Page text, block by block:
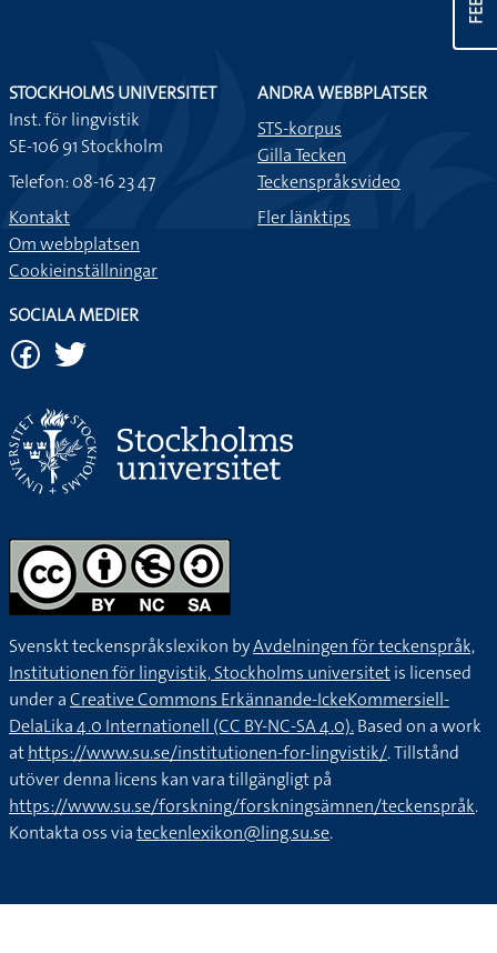
STOCKHOLMS UNIVERSITET
Inst. för lingvistik
SE-106 91 Stockholm
Telefon: 08-16 23 47
Kontakt
Om webbplatsen
Cookieinställningar
ANDRA WEBBPLATSER
STS-korpus
Gilla Tecken
Teckenspråksvideo
Fler länktips
SOCIALA MEDIER
Svenskt teckenspråkslexikon byAvdelningen för teckenspråk,
Institutionen för lingvistik, Stockholms universitetis licensed
under aCreative Commons Erkännande-IckeKommersiell-
DelaLika 4.0 Internationell (CC BY-NC-SA 4.0).Based on a work
athttps://www.su.se/institutionen-for-lingvistik/. Tillstånd
utöver denna licens kan vara tillgängligt på
https://www.su.se/forskning/forskningsämnen/teckenspråk.
Kontakta oss viateckenlexikon@ling.su.se.